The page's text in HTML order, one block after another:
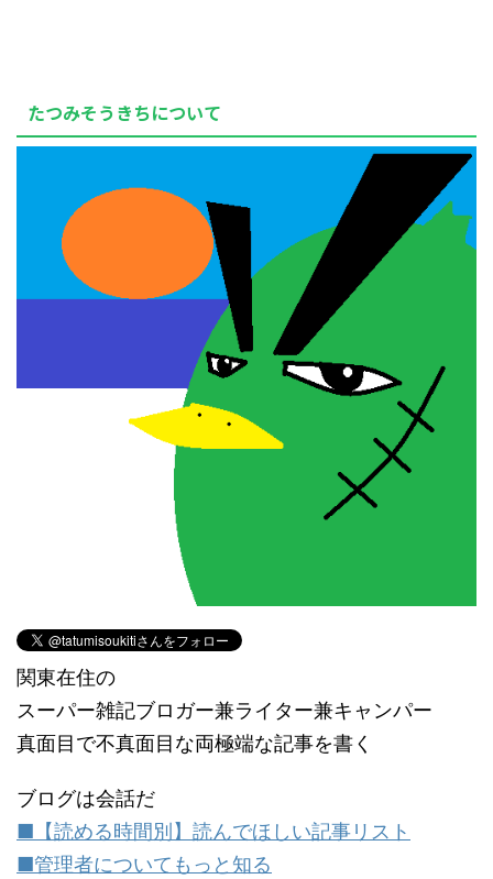
たつみそうきちについて
関東在住の
スーパー雑記ブロガー兼ライター兼キャンパー
真面目で不真面目な両極端な記事を書く
ブログは会話だ
■【読める時間別】読んでほしい記事リスト
■管理者についてもっと知る